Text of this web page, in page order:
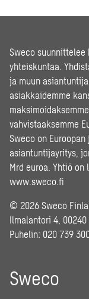
Sweco suunnittelee
yhteiskuntaa.
ja muun
asiakkaidemme
vahvistaaksemme
Sweco on
asiantuntijayritys,
Mrd euroa. Yhtiö on
www.sweco.fi
© 2026 Sweco
Ilmalantori 4,
Puhelin: 020 739
Sweco